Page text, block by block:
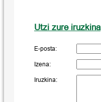
Utzi zure iruzkina
E-posta:
Izena:
Iruzkina: